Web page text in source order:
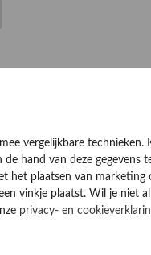
vergelijkbare
hand van deze gegevens
het plaatsen van marketing
vinkje plaatst. Wil je niet
privacy- en